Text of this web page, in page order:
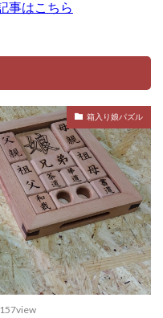
箱入り娘パズル
157view